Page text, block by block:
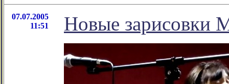
07.07.2005
11:51
Новые зарисовки